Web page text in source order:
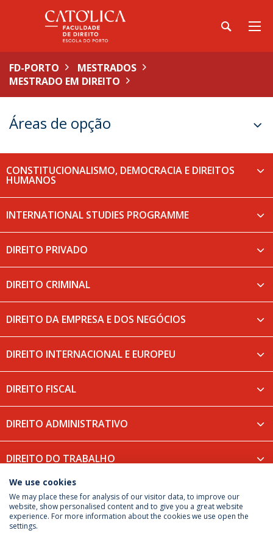
FD-PORTO
MESTRADOS
MESTRADO EM DIREITO
Áreas de opção
CONSTITUCIONALISMO, DEMOCRACIA E DIREITOS
HUMANOS
INTERNATIONAL STUDIES PROGRAMME
DIREITO PRIVADO
DIREITO CRIMINAL
DIREITO DA EMPRESA E DOS NEGÓCIOS
DIREITO INTERNACIONAL E EUROPEU
DIREITO FISCAL
DIREITO ADMINISTRATIVO
DIREITO DO TRABALHO
Política de Privacidade
Termos & Condições
We use cookies
We may place these for analysis of our visitor data, to improve our
website, show personalised content and to give you a great website
experience. For more information about the cookies we use open the
settings.